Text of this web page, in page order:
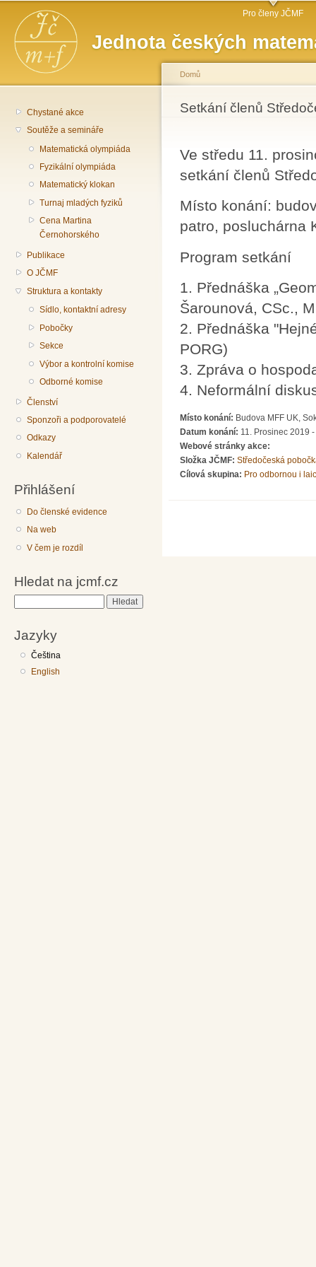
Jednota českých
Hlavní menu Pro členy JČMF
Chystané akce
Soutěže a semináře
Matematická olympiáda
Fyzikální olympiáda
Matematický klokan
Turnaj mladých fyziků
Cena Martina
Černohorského
Publikace
O JČMF
Struktura a kontakty
Sídlo, kontaktní adresy
Pobočky
Sekce
Výbor a kontrolní komise
Odborné komise
Členství
Sponzoři a podporovatelé
Odkazy
Kalendář
Přihlášení
Do členské evidence
Na web
V čem je rozdíl
Hledat na jcmf.cz
Jazyky
Čeština
English
Jste zde
Domů
Setkání členů
Ve středu 11.
setkání členů
Místo konání:
patro, posluchárna
Program setkání
1. Přednáška
Šarounová, CSc.,
2. Přednáška
PORG)
3. Zpráva o
4. Neformální
Místo konání: Budova MFF UK,
Datum konání: 11. Prosinec 2019
Webové stránky akce:
Složka JČMF: Středočeská
Cílová skupina: Pro odbornou i